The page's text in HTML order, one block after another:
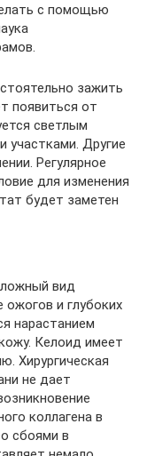
с помощью
зажить
появиться от
светлым
участками. Другие
Регулярное
для изменения
будет заметен
вид
и глубоких
нарастанием
Келоид имеет
Хирургическая
не дает
коллагена в
сбоями в